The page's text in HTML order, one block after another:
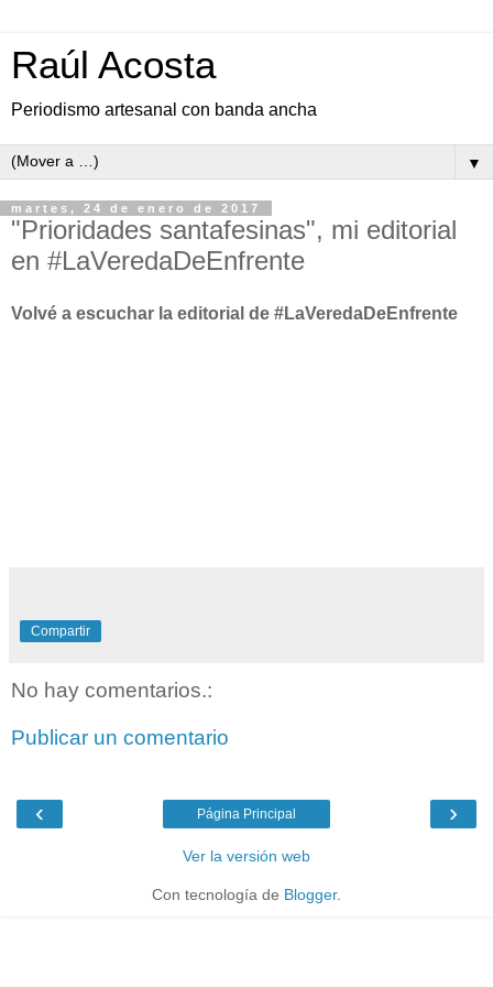
Raúl Acosta
Periodismo artesanal con banda ancha
▼
martes, 24 de enero de 2017
"Prioridades santafesinas", mi editorial
en #LaVeredaDeEnfrente
Volvé a escuchar la editorial de #LaVeredaDeEnfrente
Compartir
No hay comentarios.:
Publicar un comentario
‹ ›
Página Principal
Ver la versión web
Con tecnología de Blogger.